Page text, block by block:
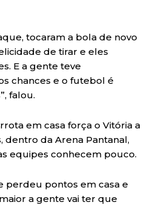
tocaram a bola de novo
de tirar e eles
E a gente teve
chances e o futebol é
falou.
em casa força o Vitória a
dentro da Arena Pantanal,
equipes conhecem pouco.
perdeu pontos em casa e
a gente vai ter que